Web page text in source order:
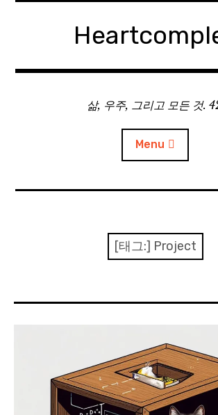
삶, 우주, 그리고 모든 것.
Menu
Private Military Manager: Tactical
GOTYS
Homemade Studio
Blender Training
[태그:] Project